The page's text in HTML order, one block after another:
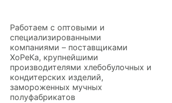
Работаем с оптовыми и
специализированными
компаниями – поставщиками
ХоРеКа, крупнейшими
производителями хлебобулочных и
кондитерских изделий,
замороженных мучных
полуфабрикатов